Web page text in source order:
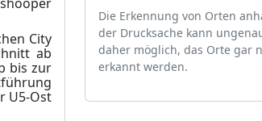
City
ab
bis zur
U5-Ost
Die Erkennung von Orten
der Drucksache kann
daher möglich, das Orte gar
erkannt werden.